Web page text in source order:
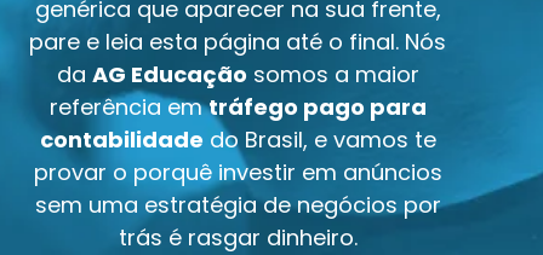
genérica que aparecer na sua frente,
pare e leia esta página até o final. Nós
da AG Educação somos a maior
referência emtráfego pago para
contabilidade do Brasil, e vamos te
provar o porquê investir em anúncios
sem uma estratégia de negócios por
trás é rasgar dinheiro.